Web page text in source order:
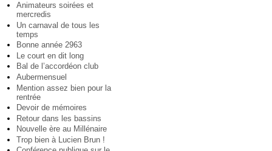
Animateurs soirées et
mercredis
Un carnaval de tous les
temps
Bonne année 2963
Le court en dit long
Bal de l’accordéon club
Aubermensuel
Mention assez bien pour la
rentrée
Devoir de mémoires
Retour dans les bassins
Nouvelle ère au Millénaire
Trop bien à Lucien Brun !